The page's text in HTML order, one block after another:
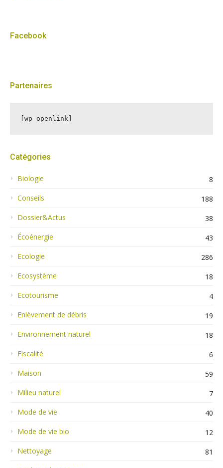
Facebook
Partenaires
[wp-openlink]
Catégories
Biologie
8
Conseils
188
Dossier&Actus
38
Écoénergie
43
Ecologie
286
Ecosystème
18
Ecotourisme
4
Enlèvement de débris
19
Environnement naturel
18
Fiscalité
6
Maison
59
Milieu naturel
7
Mode de vie
40
Mode de vie bio
12
Nettoyage
81